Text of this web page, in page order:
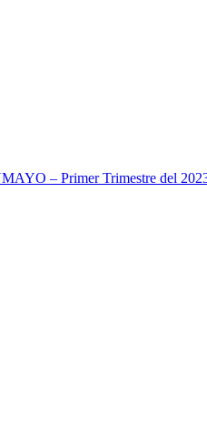
– Primer Trimestre del